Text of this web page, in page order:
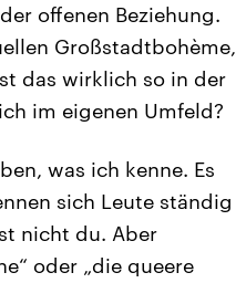
offenen Beziehung.
Großstadtbohème,
das wirklich so in der
im eigenen Umfeld?
was ich kenne. Es
sich Leute ständig
nicht du. Aber
oder „die queere